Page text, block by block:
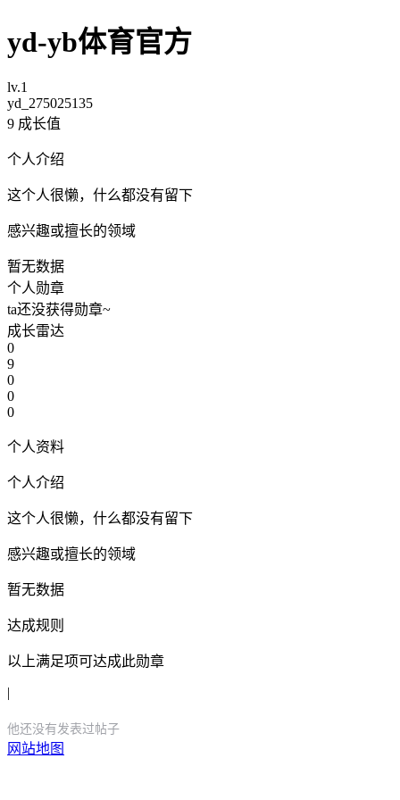
yd-yb体育官方
lv.1
yd_275025135
9 成长值
个人介绍
这个人很懒，什么都没有留下
感兴趣或擅长的领域
暂无数据
个人勋章
ta还没获得勋章~
成长雷达
0
9
0
0
0
个人资料
个人介绍
这个人很懒，什么都没有留下
感兴趣或擅长的领域
暂无数据
达成规则
以上满足项可达成此勋章
|
他还没有发表过帖子
网站地图